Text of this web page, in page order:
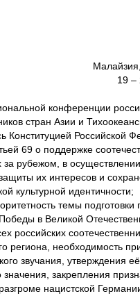
19 –
конференции
стран Азии и
Конституцией Российской
69 о поддержке
рубежом, в осуществлении
их интересов и
культурной идентичности;
темы подготовки
в Великой
российских
региона, необходимость
звучания, утверждения
значения, закрепления
нацистской